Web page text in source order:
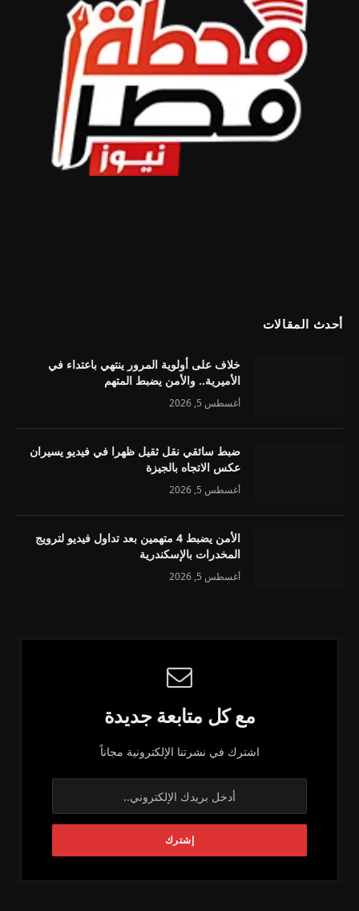
أحدث المقالات
خلاف على أولوية المرور ينتهي باعتداء في
الأميرية.. والأمن يضبط المتهم
أغسطس 5, 2026
ضبط سائقي نقل ثقيل ظهرا في فيديو يسيران
عكس الاتجاه بالجيزة
أغسطس 5, 2026
الأمن يضبط 4 متهمين بعد تداول فيديو لترويج
المخدرات بالإسكندرية
أغسطس 5, 2026
مع كل متابعة جديدة
اشترك في نشرتنا الإلكترونية مجاناً